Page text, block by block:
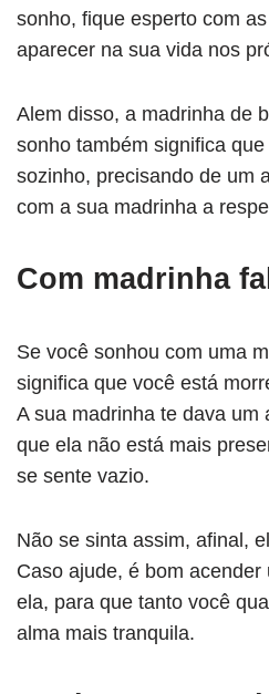
sonho, fique esperto com
aparecer na sua vida nos
Alem disso, a madrinha de
sonho também significa
sozinho, precisando de um
com a sua madrinha a
Com madrinha
Se você sonhou com uma
significa que você está
A sua madrinha te dava um
que ela não está mais
se sente vazio.
Não se sinta assim, afinal,
Caso ajude, é bom
ela, para que tanto você
alma mais tranquila.